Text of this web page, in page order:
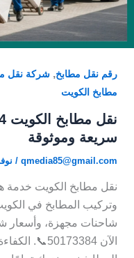
رقم نقل مطابخ, شركة نقل
مطابخ الكويت
سريعة وموثوقة
qmedia85@gmail.com
/
نقل مطابخ الكويت
وتركيب المطابخ في
شاحنات مجهزة، وأسعار
الآن